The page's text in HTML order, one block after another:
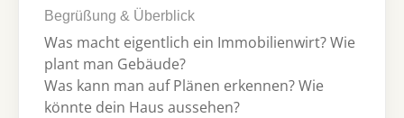
Begrüßung & Überblick
Was macht eigentlich ein Immobilienwirt? Wie
plant man Gebäude?
Was kann man auf Plänen erkennen? Wie
könnte dein Haus aussehen?